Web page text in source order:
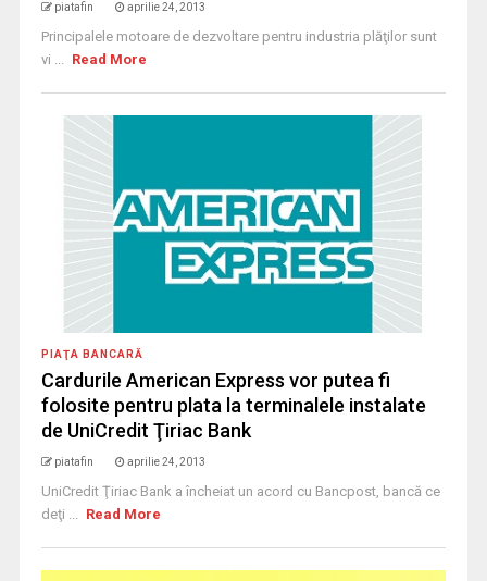
piatafin aprilie 24, 2013
Principalele motoare de dezvoltare pentru industria plăţilor sunt
vi ... Read More
PIAŢA BANCARĂ
Cardurile American Express vor putea fi
folosite pentru plata la terminalele instalate
de UniCredit Ţiriac Bank
piatafin aprilie 24, 2013
UniCredit Ţiriac Bank a încheiat un acord cu Bancpost, bancă ce
deţi ... Read More